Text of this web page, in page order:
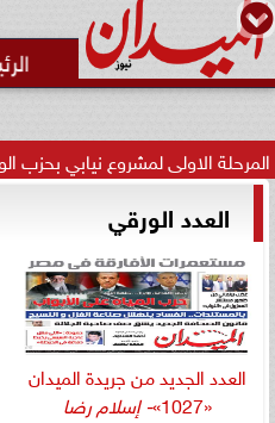
لمشروع نيابي بحزب الوعي
العدد الورقي
العدد الجديد من جريدة الميدان
«1027»
- إسلام رضا